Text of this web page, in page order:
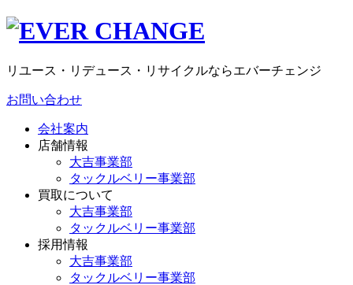
リユース・リデュース・リサイクルならエバーチェンジ
お問い合わせ
会社案内
店舗情報
大吉事業部
タックルベリー事業部
買取について
大吉事業部
タックルベリー事業部
採用情報
大吉事業部
タックルベリー事業部